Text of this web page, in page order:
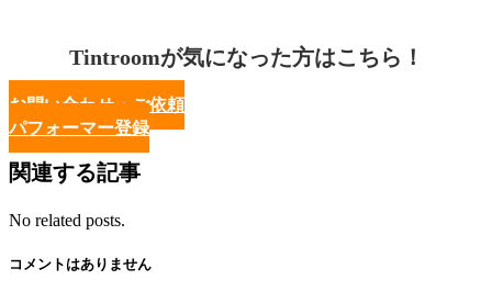
Tintroomが気になった方はこちら！
お問い合わせ・ご依頼
パフォーマー登録
関連する記事
No related posts.
コメントはありません